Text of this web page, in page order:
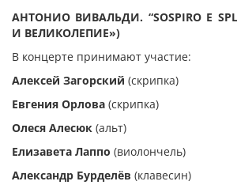
АНТОНИО ВИВАЛЬДИ. “SOSPIRO E
И ВЕЛИКОЛЕПИЕ»)
В концерте принимают участие:
Алексей Загорский (скрипка)
Евгения Орлова (скрипка)
Олеся Алесюк (альт)
Елизавета Лаппо (виолончель)
Александр Бурделёв (клавесин)